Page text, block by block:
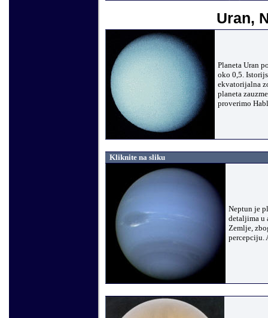
Uran,
Planeta Uran
oko 0,5.
ekvatorijalna
planeta
proverimo
Kliknite na sliku
Neptun je
detaljima u
Zemlje,
percepciju.